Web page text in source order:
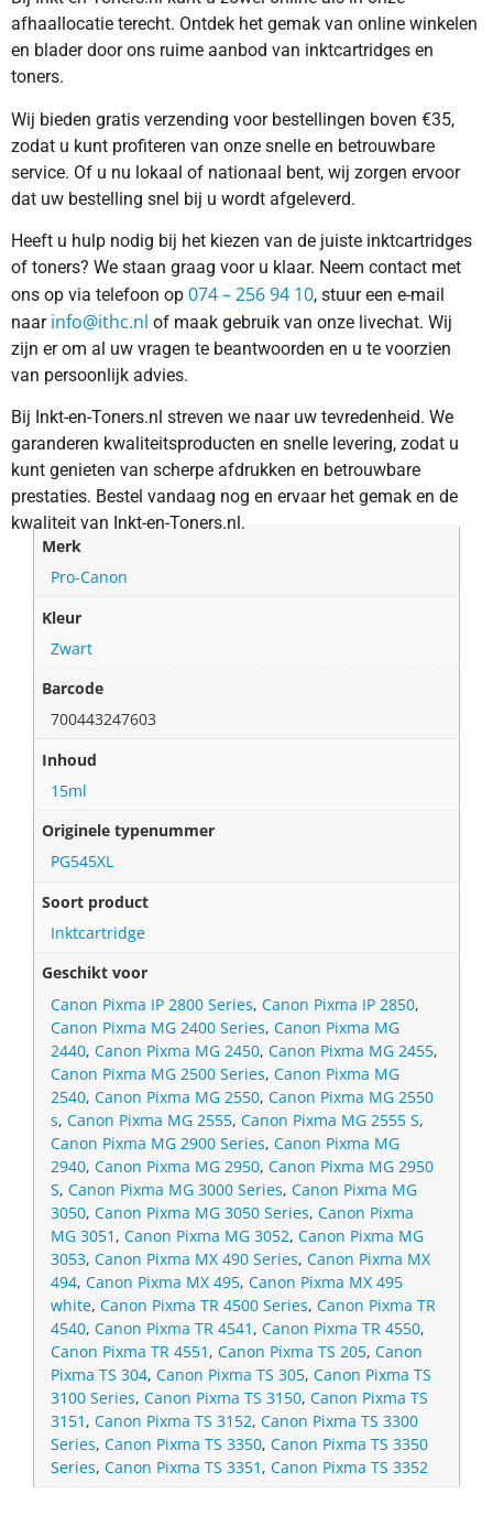
afhaallocatie terecht. Ontdek het gemak van online winkelen
en blader door ons ruime aanbod van inktcartridges en
toners.
Wij bieden gratis verzending voor bestellingen boven €35,
zodat u kunt profiteren van onze snelle en betrouwbare
service. Of u nu lokaal of nationaal bent, wij zorgen ervoor
dat uw bestelling snel bij u wordt afgeleverd.
Heeft u hulp nodig bij het kiezen van de juiste inktcartridges
of toners? We staan graag voor u klaar. Neem contact met
ons op via telefoon op 074 – 256 94 10, stuur een e-mail
naar info@ithc.nl of maak gebruik van onze livechat. Wij
zijn er om al uw vragen te beantwoorden en u te voorzien
van persoonlijk advies.
Bij Inkt-en-Toners.nl streven we naar uw tevredenheid. We
garanderen kwaliteitsproducten en snelle levering, zodat u
kunt genieten van scherpe afdrukken en betrouwbare
prestaties. Bestel vandaag nog en ervaar het gemak en de
kwaliteit van Inkt-en-Toners.nl.
Merk
Pro-Canon
Kleur
Zwart
Barcode
700443247603
Inhoud
15ml
Originele typenummer
PG545XL
Soort product
Inktcartridge
Geschikt voor
Canon Pixma IP 2800 Series,Canon Pixma IP 2850,
Canon Pixma MG 2400 Series,Canon Pixma MG
2440,Canon Pixma MG 2450,Canon Pixma MG 2455,
Canon Pixma MG 2500 Series,Canon Pixma MG
2540,Canon Pixma MG 2550,Canon Pixma MG 2550
s,Canon Pixma MG 2555,Canon Pixma MG 2555 S,
Canon Pixma MG 2900 Series,Canon Pixma MG
2940,Canon Pixma MG 2950,Canon Pixma MG 2950
S,Canon Pixma MG 3000 Series,Canon Pixma MG
3050,Canon Pixma MG 3050 Series,Canon Pixma
MG 3051 ,Canon Pixma MG 3052,Canon Pixma MG
3053,Canon Pixma MX 490 Series,Canon Pixma MX
494,Canon Pixma MX 495,Canon Pixma MX 495
white,Canon Pixma TR 4500 Series,Canon Pixma TR
4540,Canon Pixma TR 4541 ,Canon Pixma TR 4550,
Canon Pixma TR 4551 ,Canon Pixma TS 205,Canon
Pixma TS 304,Canon Pixma TS 305,Canon Pixma TS
3100 Series,Canon Pixma TS 3150,Canon Pixma TS
3151 ,Canon Pixma TS 3152,Canon Pixma TS 3300
Series,Canon Pixma TS 3350,Canon Pixma TS 3350
Series,Canon Pixma TS 3351 ,Canon Pixma TS 3352